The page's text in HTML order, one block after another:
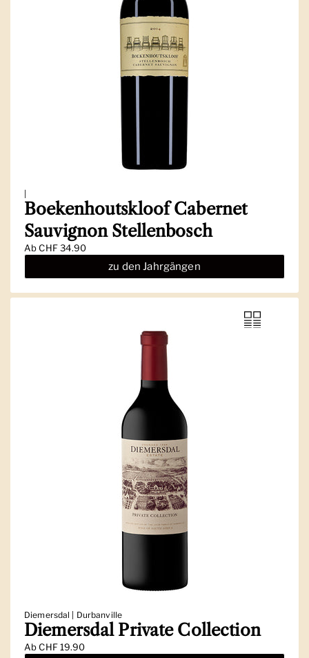
|
Boekenhoutskloof Cabernet
Sauvignon Stellenbosch
AbCHF 34.90
zu den Jahrgängen
Diemersdal | Durbanville
Diemersdal Private Collection
AbCHF 19.90